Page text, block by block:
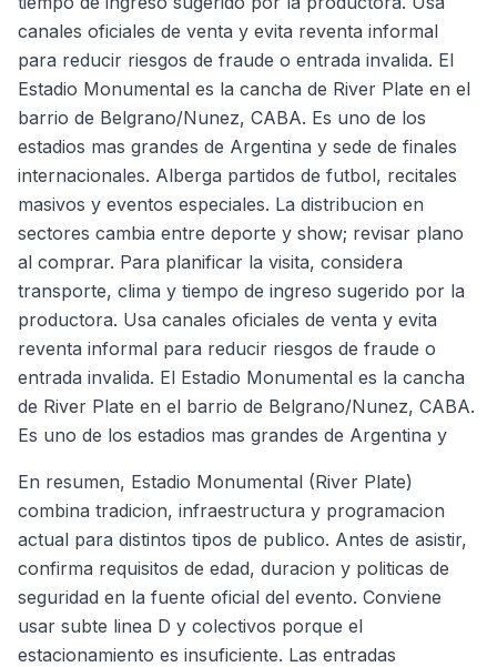
canales oficiales de venta y evita reventa informal
para reducir riesgos de fraude o entrada invalida. El
Estadio Monumental es la cancha de River Plate en el
barrio de Belgrano/Nunez, CABA. Es uno de los
estadios mas grandes de Argentina y sede de finales
internacionales. Alberga partidos de futbol, recitales
masivos y eventos especiales. La distribucion en
sectores cambia entre deporte y show; revisar plano
al comprar. Para planificar la visita, considera
transporte, clima y tiempo de ingreso sugerido por la
productora. Usa canales oficiales de venta y evita
reventa informal para reducir riesgos de fraude o
entrada invalida. El Estadio Monumental es la cancha
de River Plate en el barrio de Belgrano/Nunez, CABA.
Es uno de los estadios mas grandes de Argentina y
En resumen, Estadio Monumental (River Plate)
combina tradicion, infraestructura y programacion
actual para distintos tipos de publico. Antes de asistir,
confirma requisitos de edad, duracion y politicas de
seguridad en la fuente oficial del evento. Conviene
usar subte linea D y colectivos porque el
estacionamiento es insuficiente. Las entradas